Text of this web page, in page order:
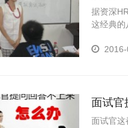
据资深
这经典的
面试官
面试官这